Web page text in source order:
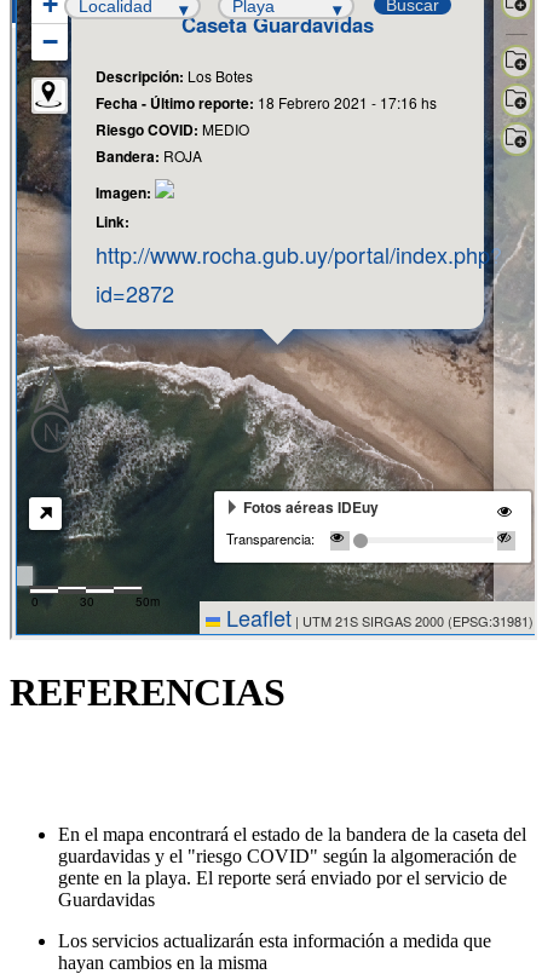
REFERENCIAS
En el mapa encontrará el estado de la bandera de la caseta del
guardavidas y el "riesgo COVID" según la algomeración de
gente en la playa. El reporte será enviado por el servicio de
Guardavidas
Los servicios actualizarán esta información a medida que
hayan cambios en la misma